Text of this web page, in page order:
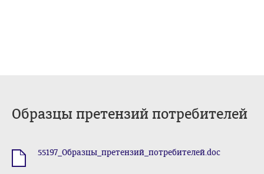
Образцы претензий потребителей
55197_Образцы_претензий_потребителей.doc